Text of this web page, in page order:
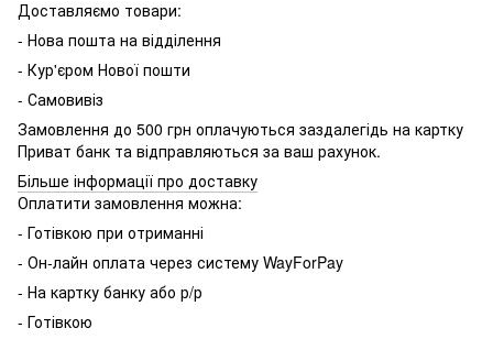
Доставляємо товари:
- Нова пошта на відділення
- Кур'єром Нової пошти
- Самовивіз
Замовлення до 500 грн оплачуються заздалегідь на картку
Приват банк та відправляються за ваш рахунок.
Більше інформації про доставку
Оплатити замовлення можна:
- Готівкою при отриманні
- Он-лайн оплата через систему WayForPay
- На картку банку або р/р
- Готівкою